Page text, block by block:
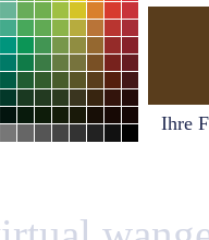
Ihre